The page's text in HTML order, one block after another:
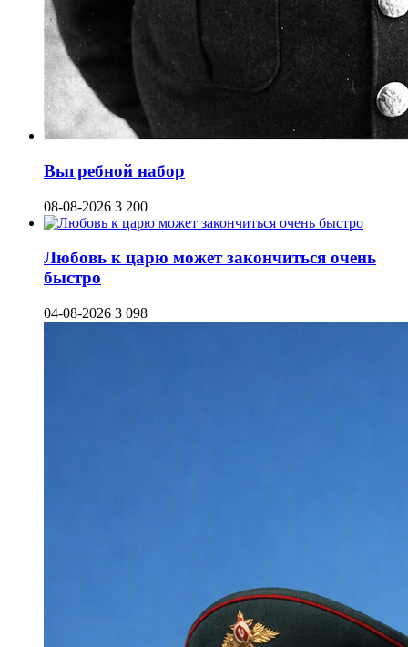
Выгребной набор
08-08-2026 3 200
Любовь к царю может закончиться очень
быстро
04-08-2026 3 098